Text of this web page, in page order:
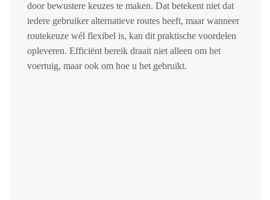
door bewustere keuzes te maken. Dat betekent niet dat
iedere gebruiker alternatieve routes heeft, maar wanneer
routekeuze wél flexibel is, kan dit praktische voordelen
opleveren. Efficiënt bereik draait niet alleen om het
voertuig, maar ook om hoe u het gebruikt.